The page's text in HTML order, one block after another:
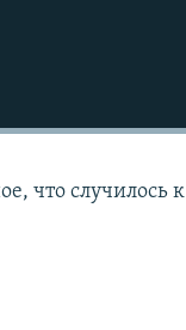
что случилось к